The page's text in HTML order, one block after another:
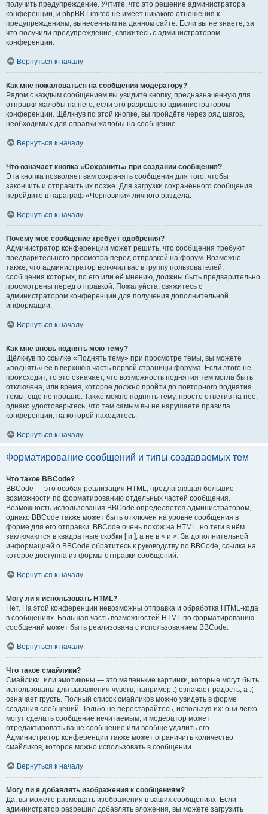
получить предупреждение. Учтите, что это решение администратора
конференции, и phpBB Limited не имеет никакого отношения к
предупреждениям, вынесенным на данном сайте. Если вы не знаете, за
что получили предупреждение, свяжитесь с администратором
конференции.
Вернуться к началу
Как мне пожаловаться на сообщения модератору?
Рядом с каждым сообщением вы увидите кнопку, предназначенную для
отправки жалобы на него, если это разрешено администратором
конференции. Щёлкнув по этой кнопке, вы пройдёте через ряд шагов,
необходимых для оправки жалобы на сообщение.
Вернуться к началу
Что означает кнопка «Сохранить» при создании сообщения?
Эта кнопка позволяет вам сохранять сообщения для того, чтобы
закончить и отправить их позже. Для загрузки сохранённого сообщения
перейдите в параграф «Черновики» личного раздела.
Вернуться к началу
Почему моё сообщение требует одобрения?
Администратор конференции может решить, что сообщения требуют
предварительного просмотра перед отправкой на форум. Возможно
также, что администратор включил вас в группу пользователей,
сообщения которых, по его или её мнению, должны быть предварительно
просмотрены перед отправкой. Пожалуйста, свяжитесь с
администратором конференции для получения дополнительной
информации.
Вернуться к началу
Как мне вновь поднять мою тему?
Щёлкнув по ссылке «Поднять тему» при просмотре темы, вы можете
«поднять» её в верхнюю часть первой страницы форума. Если этого не
происходит, то это означает, что возможность поднятия тем могла быть
отключена, или время, которое должно пройти до повторного поднятия
темы, ещё не прошло. Также можно поднять тему, просто ответив на неё,
однако удостоверьтесь, что тем самым вы не нарушаете правила
конференции, на которой находитесь.
Вернуться к началу
Форматирование сообщений и типы создаваемых тем
Что такое BBCode?
BBCode — это особая реализация HTML, предлагающая большие
возможности по форматированию отдельных частей сообщения.
Возможность использования BBCode определяется администратором,
однако BBCode также может быть отключён на уровне сообщения в
форме для его отправки. BBCode очень похож на HTML, но теги в нём
заключаются в квадратные скобки [ и ], а не в < и >. За дополнительной
информацией о BBCode обратитесь к руководству по BBCode, ссылка на
которое доступна из формы отправки сообщений.
Вернуться к началу
Могу ли я использовать HTML?
Нет. На этой конференции невозможны отправка и обработка HTML-кода
в сообщениях. Большая часть возможностей HTML по форматированию
сообщений может быть реализована с использованием BBCode.
Вернуться к началу
Что такое смайлики?
Смайлики, или эмотиконы — это маленькие картинки, которые могут быть
использованы для выражения чувств, например :) означает радость, а :(
означает грусть. Полный список смайликов можно увидеть в форме
создания сообщений. Только не перестарайтесь, используя их: они легко
могут сделать сообщение нечитаемым, и модератор может
отредактировать ваше сообщение или вообще удалить его.
Администратор конференции также может ограничить количество
смайликов, которое можно использовать в сообщении.
Вернуться к началу
Могу ли я добавлять изображения к сообщениям?
Да, вы можете размещать изображения в ваших сообщениях. Если
администратор разрешил добавлять вложения, вы можете загрузить